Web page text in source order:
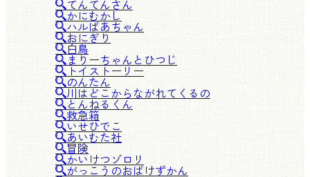
てんてんさん
かにむかし
ハルばあちゃん
おにぎり
白鳥
まりーちゃんとひつじ
トイストーリー
のんたん
川はどこからながれてくるの
とんねるくん
救急箱
いせひでこ
あいむた社
冒険
かいけつゾロリ
がっこうのおばけずかん